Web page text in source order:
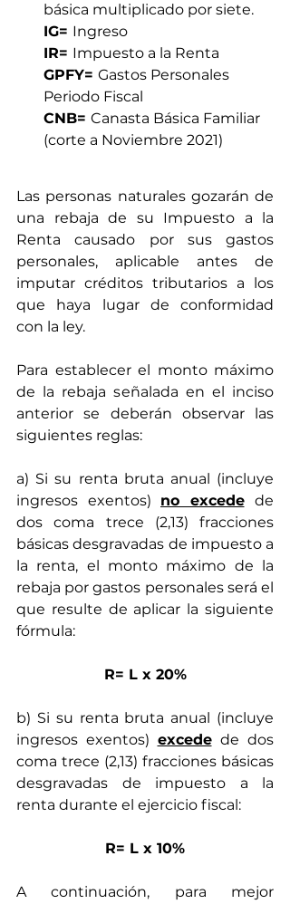
básica multiplicado por siete.
IG= Ingreso
IR= Impuesto a la Renta
GPFY= Gastos Personales
Periodo Fiscal
CNB= Canasta Básica Familiar
(corte a Noviembre 2021)
Las personas naturales gozarán de
una rebaja de su Impuesto a la
Renta causado por sus gastos
personales, aplicable antes de
imputar créditos tributarios a los
que haya lugar de conformidad
con la ley.
Para establecer el monto máximo
de la rebaja señalada en el inciso
anterior se deberán observar las
siguientes reglas:
a) Si su renta bruta anual (incluye
ingresos exentos) no excede
de
dos coma trece (2,13) fracciones
básicas desgravadas de impuesto a
la renta, el monto máximo de la
rebaja por gastos personales será el
que resulte de aplicar la siguiente
fórmula:
R= L x 20%
b) Si su renta bruta anual (incluye
ingresos exentos) excede de dos
coma trece (2,13) fracciones básicas
desgravadas de impuesto a la
renta durante el ejercicio fiscal:
R= L x 10%
A continuación, para mejor